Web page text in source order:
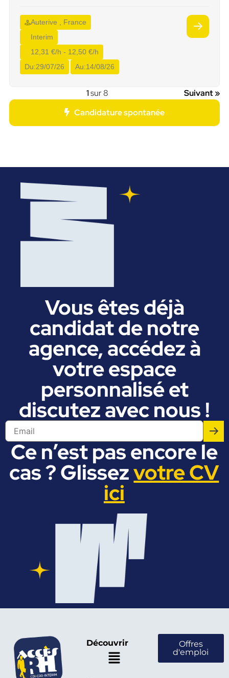
Auterive , France
Interim
12,31 €/h - 12,50 €/h
Du:29/07/26 Au:14/08/26
1sur 8
Suivant »
Candidature spontanée
Vous êtes déjà
candidat de notre
agence, accédez à
votre espace
personnalisé et
discutez avec nous !
Ce n’est pas encore le
cas ? Glissezvotre CV
ici
Découvrir
Offres
d'emploi